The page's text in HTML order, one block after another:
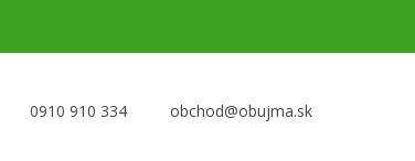
0910 910 334 obchod@obujma.sk